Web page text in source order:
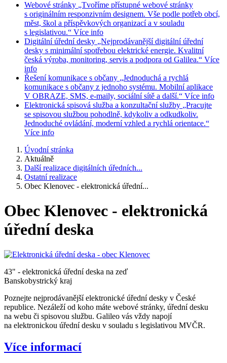
Webové stránky „Tvoříme přístupné webové stránky
s originálním responzivním designem. Vše podle potřeb obcí,
měst, škol a příspěvkových organizací a v souladu
s legislativou.“ Více info
Digitální úřední desky „Nejprodávanější digitální úřední
desky s minimální spotřebou elektrické energie. Kvalitní
česká výroba, monitoring, servis a podpora od Galilea.“ Více
info
Řešení komunikace s občany „Jednoduchá a rychlá
komunikace s občany z jednoho systému. Mobilní aplikace
V OBRAZE, SMS, e-maily, sociální sítě a další.“ Více info
Elektronická spisová služba a konzultační služby „Pracujte
se spisovou službou pohodlně, kdykoliv a odkudkoliv.
Jednoduché ovládání, moderní vzhled a rychlá orientace.“
Více info
Úvodní stránka
Aktuálně
Další realizace digitálních úředních...
Ostatní realizace
Obec Klenovec - elektronická úřední...
Obec Klenovec - elektronická
úřední deska
43" - elektronická úřední deska na zeď
Banskobystrický kraj
Poznejte nejprodávanější elektronické úřední desky v České
republice. Nezáleží od koho máte webové stránky, úřední desku
na webu či spisovou službu. Galileo vás vždy napojí
na elektronickou úřední desku v souladu s legislativou MVČR.
Více informací